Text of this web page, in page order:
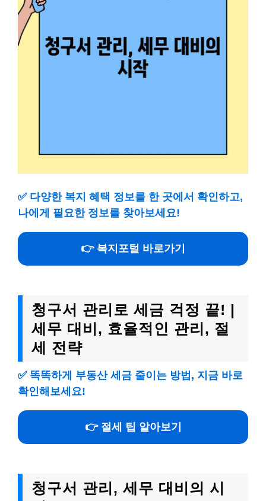
✅ 다양한 복지 혜택 정보를 한 곳에서 확인하고,
나에게 필요한 정보를 찾아보세요!
👉 복지포털 바로가기
청구서 관리로 세금 걱정 끝! |
세무 대비, 효율적인 관리, 절
세 전략
✅ 똑똑하게 부동산 세금 줄이는 방법, 지금 바로
확인해보세요!
👉 절세 팁 알아보기
청구서 관리, 세무 대비의 시